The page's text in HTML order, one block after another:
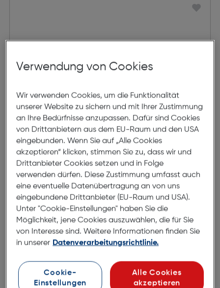
Fresh'n Rebel BT On-Ear-
Kopfhörer Code Junior Wavy
Water
€ 34,99
in den Warenkorb
Verwendung von Cookies
Wir verwenden Cookies, um die Funktionalität
unserer Website zu sichern und mit Ihrer Zustimmung
an Ihre Bedürfnisse anzupassen. Dafür sind Cookies
von Drittanbietern aus dem EU-Raum und den USA
eingebunden. Wenn Sie auf „Alle Cookies
akzeptieren“ klicken, stimmen Sie zu, dass wir und
Drittanbieter Cookies setzen und in Folge
verwenden dürfen. Diese Zustimmung umfasst auch
eine eventuelle Datenübertragung an von uns
eingebundene Drittanbieter (EU-Raum und USA).
Unter "Cookie-Einstellungen" haben Sie die
Möglichkeit, jene Cookies auszuwählen, die für Sie
von Interesse sind. Weitere Informationen finden Sie
in unserer Datenverarbeitungsrichtlinie.
Cookie-
Einstellungen
Alle Cookies
akzeptieren